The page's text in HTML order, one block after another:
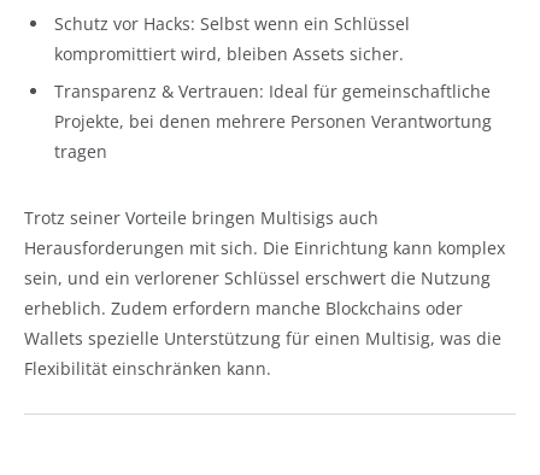
Schutz vor Hacks: Selbst wenn ein Schlüssel
kompromittiert wird, bleiben Assets sicher.
Transparenz & Vertrauen: Ideal für gemeinschaftliche
Projekte, bei denen mehrere Personen Verantwortung
tragen
Trotz seiner Vorteile bringen Multisigs auch
Herausforderungen mit sich. Die Einrichtung kann komplex
sein, und ein verlorener Schlüssel erschwert die Nutzung
erheblich. Zudem erfordern manche Blockchains oder
Wallets spezielle Unterstützung für einen Multisig, was die
Flexibilität einschränken kann.